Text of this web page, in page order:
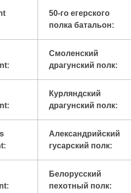
50-го егерского
полка батальон:
Смоленский
драгунский полк:
Курляндский
драгунский полк:
Александрийский
гусарский полк:
Белорусский
пехотный полк: